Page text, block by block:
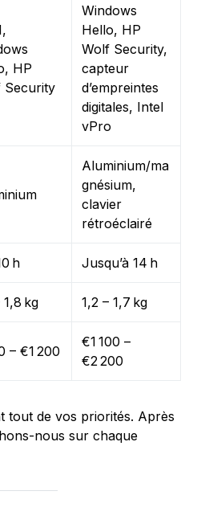
HP
Security
Windows
Hello, HP
Wolf Security,
capteur
d’empreintes
digitales, Intel
vPro
Aluminium/ma
gnésium,
clavier
rétroéclairé
h Jusqu’à 14 h
1,8 kg 1,2 – 1,7 kg
– €1 200
€1 100 –
€2 200
tout de vos priorités. Après
nous sur chaque